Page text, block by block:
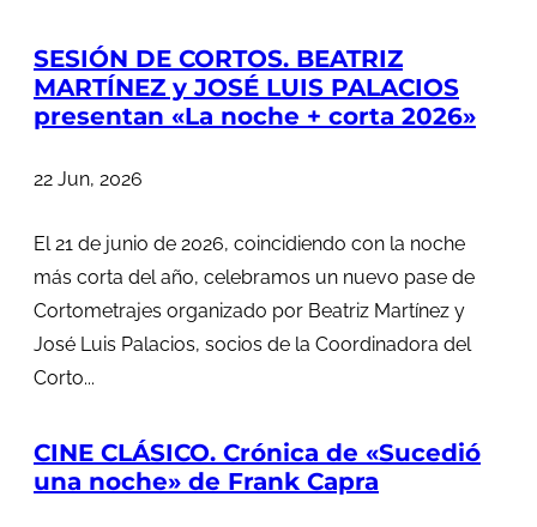
SESIÓN DE CORTOS. BEATRIZ
MARTÍNEZ y JOSÉ LUIS PALACIOS
presentan «La noche + corta 2026»
22 Jun, 2026
El 21 de junio de 2026, coincidiendo con la noche
más corta del año, celebramos un nuevo pase de
Cortometrajes organizado por Beatriz Martínez y
José Luis Palacios, socios de la Coordinadora del
Corto...
CINE CLÁSICO. Crónica de «Sucedió
una noche» de Frank Capra